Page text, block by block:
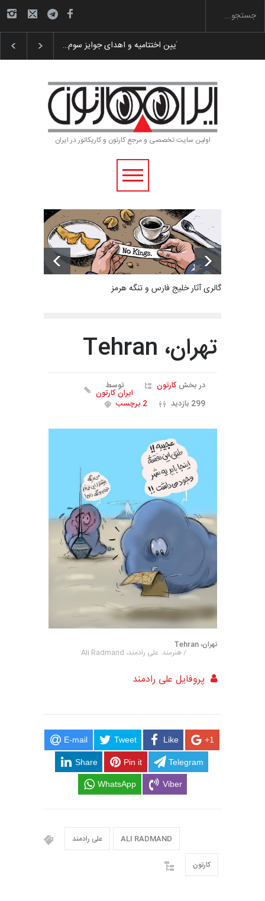
گزارش تصویری آیین اختتامیه و اهدای جوایز سوم…
اولین سایت تخصصی و مرجع کارتون و کاریکاتور در ایران
گالری آثار خلیج فارس و تنگه هرمز
تهران، Tehran
در بخشکارتون توسط
ایران کارتون
299 بازدید
2 برچسب
تهران، Tehran
/ هنرمند: علی رادمند، Ali Radmand
پروفایل علی رادمند
E-mail Tweet Like +1
Share Pin it Telegram
WhatsApp Viber
علی رادمند ALI RADMAND
کارتون